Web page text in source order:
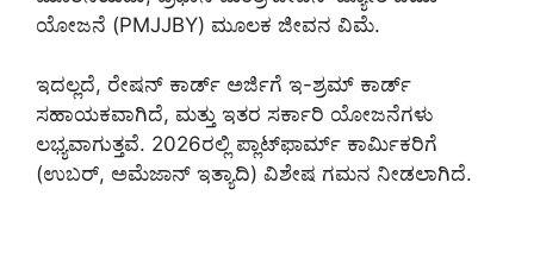
ಯೋಜನೆ (PMJJBY) ಮೂಲಕ ಜೀವನ ವಿಮೆ.
ಇದಲ್ಲದೆ, ರೇಷನ್ ಕಾರ್ಡ್ ಅರ್ಜಿಗೆ ಇ-ಶ್ರಮ್ ಕಾರ್ಡ್
ಸಹಾಯಕವಾಗಿದೆ, ಮತ್ತು ಇತರ ಸರ್ಕಾರಿ ಯೋಜನೆಗಳು
ಲಭ್ಯವಾಗುತ್ತವೆ. 2026ರಲ್ಲಿ ಪ್ಲಾಟ್‌ಫಾರ್ಮ್ ಕಾರ್ಮಿಕರಿಗೆ
(ಉಬರ್, ಅಮೆಜಾನ್ ಇತ್ಯಾದಿ) ವಿಶೇಷ ಗಮನ ನೀಡಲಾಗಿದೆ.